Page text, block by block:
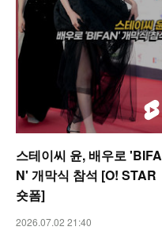
스테이씨 윤, 배우로 'BIFA
N' 개막식 참석 [O! STAR
숏폼]
2026.07.02 21:40